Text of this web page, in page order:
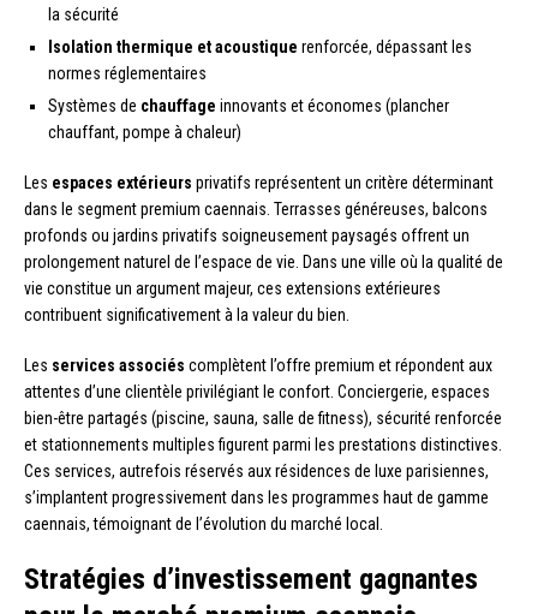
la sécurité
Isolation thermique et acoustique renforcée, dépassant les
normes réglementaires
Systèmes de chauffage innovants et économes (plancher
chauffant, pompe à chaleur)
Les espaces extérieurs privatifs représentent un critère déterminant
dans le segment premium caennais. Terrasses généreuses, balcons
profonds ou jardins privatifs soigneusement paysagés offrent un
prolongement naturel de l’espace de vie. Dans une ville où la qualité de
vie constitue un argument majeur, ces extensions extérieures
contribuent significativement à la valeur du bien.
Les services associés complètent l’offre premium et répondent aux
attentes d’une clientèle privilégiant le confort. Conciergerie, espaces
bien-être partagés (piscine, sauna, salle de fitness), sécurité renforcée
et stationnements multiples figurent parmi les prestations distinctives.
Ces services, autrefois réservés aux résidences de luxe parisiennes,
s’implantent progressivement dans les programmes haut de gamme
caennais, témoignant de l’évolution du marché local.
Stratégies d’investissement gagnantes